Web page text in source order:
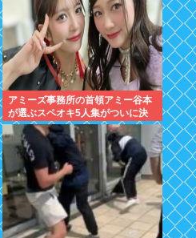
アミーズ事務所の首領アミー谷本
が選ぶスペオキ5人集がついに決
定してしまう